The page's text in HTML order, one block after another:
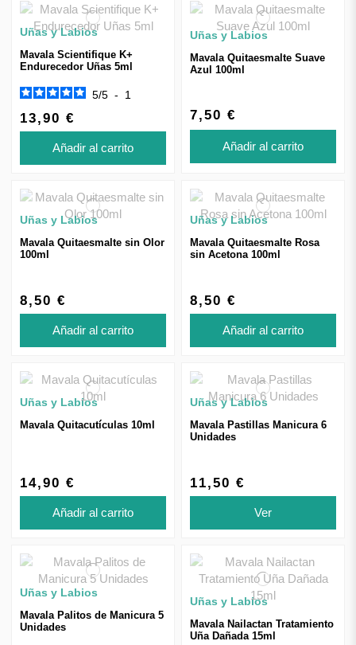
Uñas y Labios
Mavala Scientifique K+
Endurecedor Uñas 5ml
5/5 - 1
13,90 €
Añadir al carrito
Uñas y Labios
Mavala Quitaesmalte Suave
Azul 100ml
7,50 €
Añadir al carrito
Uñas y Labios
Mavala Quitaesmalte sin Olor
100ml
8,50 €
Añadir al carrito
Uñas y Labios
Mavala Quitaesmalte Rosa
sin Acetona 100ml
8,50 €
Añadir al carrito
Uñas y Labios
Mavala Quitacutículas 10ml
14,90 €
Añadir al carrito
Uñas y Labios
Mavala Pastillas Manicura 6
Unidades
11,50 €
Ver
Uñas y Labios
Mavala Palitos de Manicura 5
Unidades
Uñas y Labios
Mavala Nailactan Tratamiento
Uña Dañada 15ml